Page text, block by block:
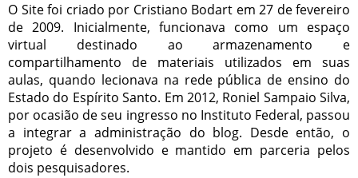
O Site foi criado por Cristiano Bodart em 27 de fevereiro
de 2009. Inicialmente, funcionava como um espaço
virtual destinado ao armazenamento e
compartilhamento de materiais utilizados em suas
aulas, quando lecionava na rede pública de ensino do
Estado do Espírito Santo. Em 2012, Roniel Sampaio Silva,
por ocasião de seu ingresso no Instituto Federal, passou
a integrar a administração do blog. Desde então, o
projeto é desenvolvido e mantido em parceria pelos
dois pesquisadores.